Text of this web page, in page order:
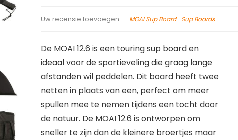
Uw recensie toevoegen MOAI Sup Board Sup Boards
De MOAI 12.6 is een touring sup board en
ideaal voor de sportieveling die graag lange
afstanden wil peddelen. Dit board heeft twee
netten in plaats van een, perfect om meer
spullen mee te nemen tijdens een tocht door
de natuur. De MOAI 12.6 is ontworpen om
sneller te zijn dan de kleinere broertjes maar